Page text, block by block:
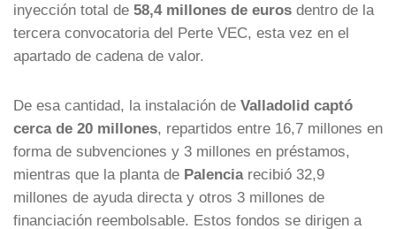
inyección total de 58,4 millones de euros dentro de la
tercera convocatoria del Perte VEC, esta vez en el
apartado de cadena de valor.
De esa cantidad, la instalación de Valladolid captó
cerca de 20 millones, repartidos entre 16,7 millones en
forma de subvenciones y 3 millones en préstamos,
mientras que la planta de Palenciarecibió 32,9
millones de ayuda directa y otros 3 millones de
financiación reembolsable. Estos fondos se dirigen a